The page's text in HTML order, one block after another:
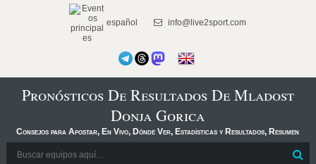
español info@live2sport.com
Pronósticos De Resultados De Mladost
Donja Gorica
Consejos para Apostar, En Vivo, Dónde Ver, Estadísticas y Resultados, Resumen